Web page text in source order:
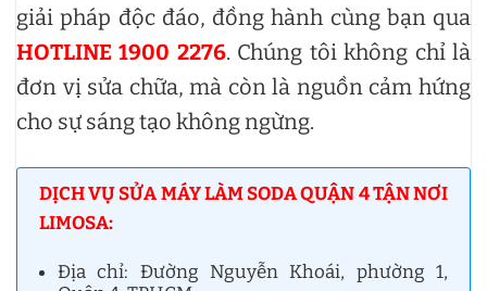
giải pháp độc đáo, đồng hành cùng bạn qua
HOTLINE 1900 2276. Chúng tôi không chỉ là
đơn vị sửa chữa, mà còn là nguồn cảm hứng
cho sự sáng tạo không ngừng.
DỊCH VỤ SỬA MÁY LÀM SODA QUẬN 4 TẬN NƠI
LIMOSA:
Địa chỉ: Đường Nguyễn Khoái, phường 1,